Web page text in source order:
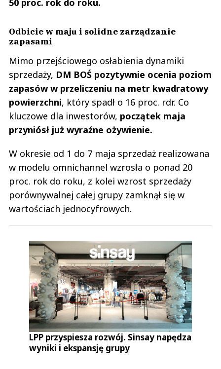
Odbicie w maju i solidne zarządzanie
zapasami
Mimo przejściowego osłabienia dynamiki
sprzedaży, DM BOŚ pozytywnie ocenia poziom
zapasów w przeliczeniu na metr kwadratowy
powierzchni, który spadł o 16 proc. rdr. Co
kluczowe dla inwestorów, początek maja
przyniósł już wyraźne ożywienie.
W okresie od 1 do 7 maja sprzedaż realizowana
w modelu omnichannel wzrosła o ponad 20
proc. rok do roku, z kolei wzrost sprzedaży
porównywalnej całej grupy zamknął się w
wartościach jednocyfrowych.
LPP przyspiesza rozwój. Sinsay napędza
wyniki i ekspansję grupy